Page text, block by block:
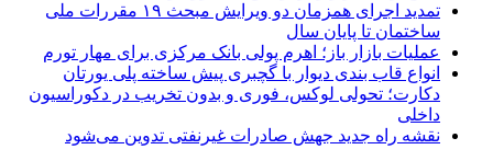
تمدید اجرای همزمان دو ویرایش مبحث ۱۹ مقررات ملی
ساختمان تا پایان سال
عملیات بازار باز؛ اهرم پولی بانک مرکزی برای مهار تورم
انواع قاب بندی دیوار با گچبری پیش ساخته پلی یورتان
دکارت؛ تحولی لوکس، فوری و بدون تخریب در دکوراسیون
داخلی
نقشه راه جدید جهش صادرات غیرنفتی تدوین می‌شود